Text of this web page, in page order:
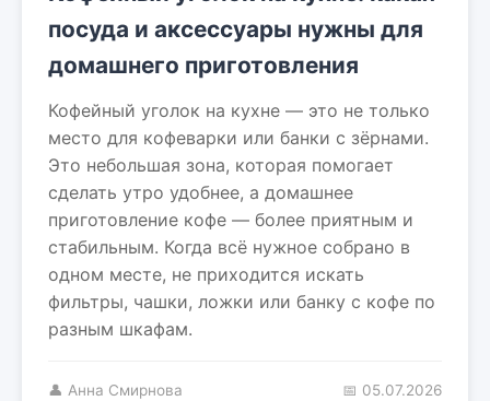
посуда и аксессуары нужны для
домашнего приготовления
Кофейный уголок на кухне — это не только
место для кофеварки или банки с зёрнами.
Это небольшая зона, которая помогает
сделать утро удобнее, а домашнее
приготовление кофе — более приятным и
стабильным. Когда всё нужное собрано в
одном месте, не приходится искать
фильтры, чашки, ложки или банку с кофе по
разным шкафам.
👤 Анна Смирнова 📅 05.07.2026